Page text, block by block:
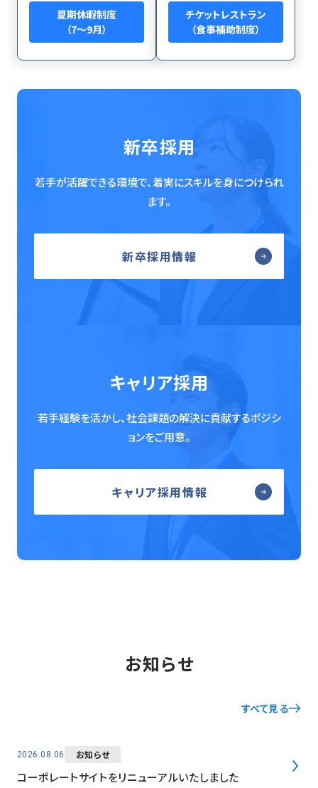
夏期休暇制度
（7～9月）
チケットレストラン
（食事補助制度）
新卒採用
若手が活躍できる環境で、着実にスキルを身につけられ
ます。
新卒採用情報
キャリア採用
若手経験を活かし、社会課題の解決に貢献するポジシ
ョンをご用意。
キャリア採用情報
お知らせ
すべて見る
2026.08.06 お知らせ
コーポレートサイトをリニューアルいたしました